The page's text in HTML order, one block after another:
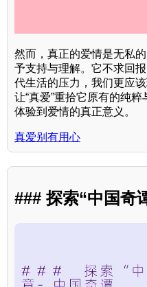
然而，真正的爱情是无私
予支持与理解。它不求回
代生活的压力，我们更应
让“真爱”重拾它原有的纯
体验到爱情的真正意义。
真爱别有用心
### 探索“中国奇